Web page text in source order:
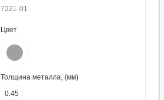
7221-01
Цвет
Толщина металла, (мм)
0.45